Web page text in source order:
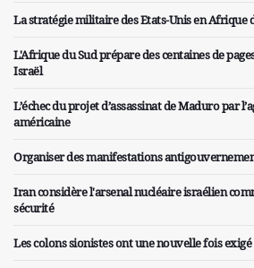
La stratégie militaire des Etats-Unis en Afrique
L'Afrique du Sud prépare des centaines de
Israël
L’échec du projet d’assassinat de Maduro par
américaine
Organiser des manifestations
Iran considère l'arsenal nucléaire israélien
sécurité
Les colons sionistes ont une nouvelle fois